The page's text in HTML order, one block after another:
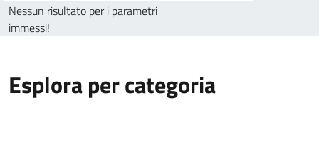
Nessun risultato per i parametri
immessi!
Esplora per categoria